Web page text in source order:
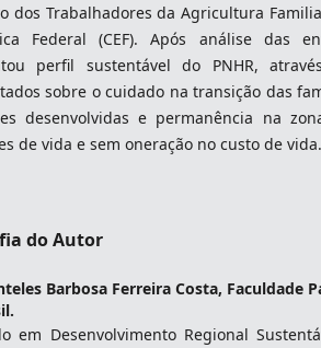
dos Trabalhadores da Agricultura
Federal (CEF). Após análise das
perfil sustentável do PNHR,
sobre o cuidado na transição das
desenvolvidas e permanência na
de vida e sem oneração no custo de vida.
do Autor
Barbosa Ferreira Costa, Faculdade
em Desenvolvimento Regional